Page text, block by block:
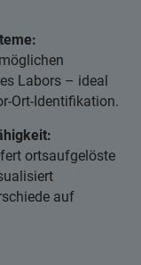
Labors – ideal
Ort-Identifikation.
ortsaufgelöste
auf